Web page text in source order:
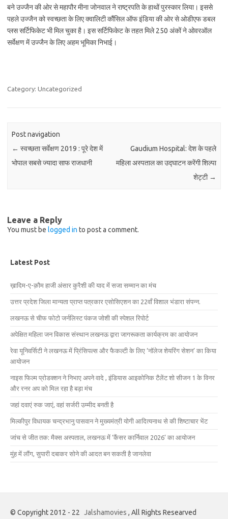
बने उज्जैन की ओर से महापौर मीना जोनवाल ने राष्ट्रपति के हाथों पुरस्कार लिया। इससे
पहले उज्जैन को स्वच्छता के लिए क्वालिटी कौंसिल ऑफ इंडिया की ओर से ओडीएफ डबल
प्लस सर्टिफिकेट भी मिल चुका है। इस सर्टिफिकेट के तहत मिले 250 अंकों ने ओवरऑल
सर्वेक्षण में उज्जैन के लिए अहम भूमिका निभाई।
Category: Uncategorized
Post navigation
← स्वच्छता सर्वेक्षण 2019 : पूरे देश में
भोपाल सबसे ज्यादा साफ राजधानी
Gaudium Hospital: देश के पहले
महिला अस्पताल का उद्घाटन करेंगी शिल्पा
शेट्टी →
Leave a Reply
You must be logged in to post a comment.
Latest Post
ख़ादिम-ए-क़ौम हाजी अंसार कुरैशी की याद में सजा सम्मान का मंच
उत्तर प्रदेश जिला मान्यता प्राप्त पत्रकार एसोसिएशन का 22वाँ विशाल भंडारा संपन्न.
लखनऊ से चीफ फोटो जर्नलिस्ट पंकज जोशी की स्पेशल रिपोर्ट
अपेक्षित महिला जन विकास संस्थान लखनऊ द्वारा जागरूकता कार्यक्रम का आयोजन
रेवा यूनिवर्सिटी ने लखनऊ में प्रिंसिपल्स और फैकल्टी के लिए ‘नॉलेज शेयरिंग सेशन’ का किया
आयोजन
नाइस फिल्म प्रोडक्शन ने निभाए अपने वादे , इंडियास आइकोनिक टैलेंट शो सीजन 1 के विनर
और रनर अप को मिल रहा है बड़ा मंच
जहां दवाएं रुक जाएं, वहां सर्जरी उम्मीद बनती है
मिल्कीपुर विधायक चन्द्रभानु पासवान ने मुख्यमंत्री योगी आदित्यनाथ से की शिष्टाचार भेंट
जांच से जीत तक: मैक्स अस्पताल, लखनऊ में ‘कैंसर कार्निवाल 2026’ का आयोजन
मुंह में लौंग, सुपारी दबाकर सोने की आदत बन सकती है जानलेवा
© Copyright 2012 - 22 Jalshamovies , All Rights Researved